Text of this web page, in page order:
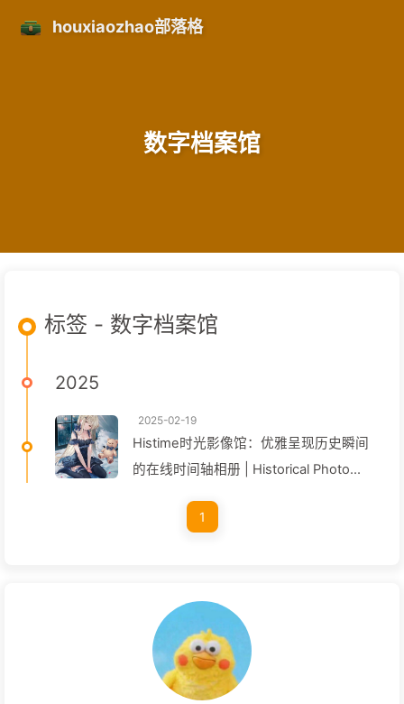
houxiaozhao部落格
数字档案馆
标签 - 数字档案馆
2025
2025-02-19
Histime时光影像馆：优雅呈现历史瞬间
的在线时间轴相册 | Historical Photo
1